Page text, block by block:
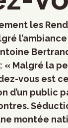
les
Malgré la
vous est
d’un public
montée